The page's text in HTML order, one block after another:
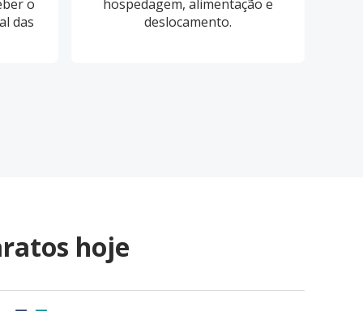
o
das
hospedagem, alimentação e
deslocamento.
hoje